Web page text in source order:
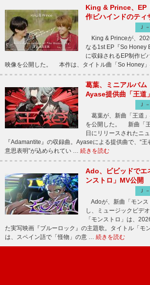
King & Prince、EP
作ビハインドのティ
Ｊ
King & Princeが、
なる1st EP『So Honey
に収録されるEP制作ビ
映像を公開した。 本作は、タイトル曲「So Honey
葛葉、ミニアルバ
Ayase提供曲「王道
Ｊ
葛葉が、新曲「王道
を公開した。 新曲「
日にリリースされたニ
『Adamantite』の収録曲。Ayaseによる提供曲で、“王
意思表明”が込められてい … 続きを読む
Ado、ビビッドでエ
ンストロ」MV公開
Ｊ
Adoが、新曲「モンス
し、ミュージックビデ
「モンストロ」は、
た実写映画『ブルーロック』の主題歌。タイトル「モ
は、スペイン語で「怪物」の意 … 続きを読む